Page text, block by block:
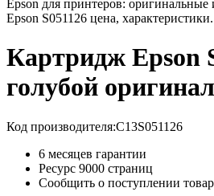
Epson для принтеров:
Epson S051126 цена, характеристики.
Картридж Epson
голубой
Код производителя:C13S051126
6 месяцев гарантии
Ресурс 9000 страниц
Сообщить о поступлении